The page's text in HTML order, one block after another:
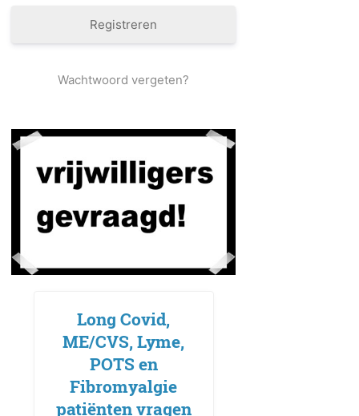
Registreren
Wachtwoord vergeten?
Long Covid,
ME/CVS, Lyme,
POTS en
Fibromyalgie
patiënten vragen